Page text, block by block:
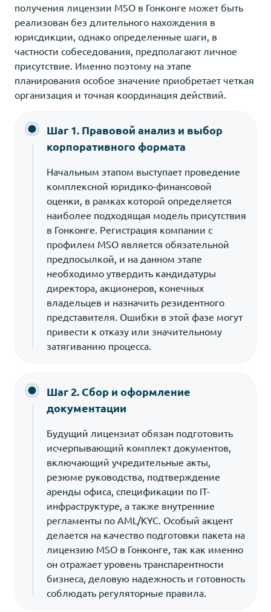
получения лицензии MSO в Гонконге может быть
реализован без длительного нахождения в
юрисдикции, однако определенные шаги, в
частности собеседования, предполагают личное
присутствие. Именно поэтому на этапе
планирования особое значение приобретает четкая
организация и точная координация действий.
Шаг 1. Правовой анализ и выбор
корпоративного формата
Начальным этапом выступает проведение
комплексной юридико-финансовой
оценки, в рамках которой определяется
наиболее подходящая модель присутствия
в Гонконге. Регистрация компании с
профилем MSO является обязательной
предпосылкой, и на данном этапе
необходимо утвердить кандидатуры
директора, акционеров, конечных
владельцев и назначить резидентного
представителя. Ошибки в этой фазе могут
привести к отказу или значительному
затягиванию процесса.
Шаг 2. Сбор и оформление
документации
Будущий лицензиат обязан подготовить
исчерпывающий комплект документов,
включающий учредительные акты,
резюме руководства, подтверждение
аренды офиса, спецификации по IT-
инфраструктуре, а также внутренние
регламенты по AML/KYC. Особый акцент
делается на качество подготовки пакета на
лицензию MSO в Гонконге, так как именно
он отражает уровень транспарентности
бизнеса, деловую надежность и готовность
соблюдать регуляторные правила.